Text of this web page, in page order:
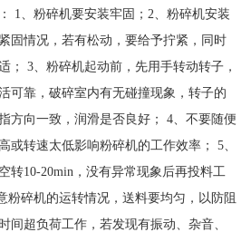
1、粉碎机要安装牢固；2、粉碎机安装
固情况，若有松动，要给予拧紧，同时
； 3、粉碎机起动前，先用手转动转子，
可靠，破碎室内有无碰撞现象，转子的
方向一致，润滑是否良好； 4、不要随便
或转速太低影响粉碎机的工作效率； 5、
转10-20min，没有异常现象后再投料工
粉碎机的运转情况，送料要均匀，以防阻
间超负荷工作，若发现有振动、杂音、